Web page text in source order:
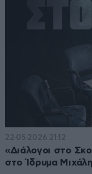
22·05·2026 21:12
«Διάλογοι στο
στο Ίδρυμα